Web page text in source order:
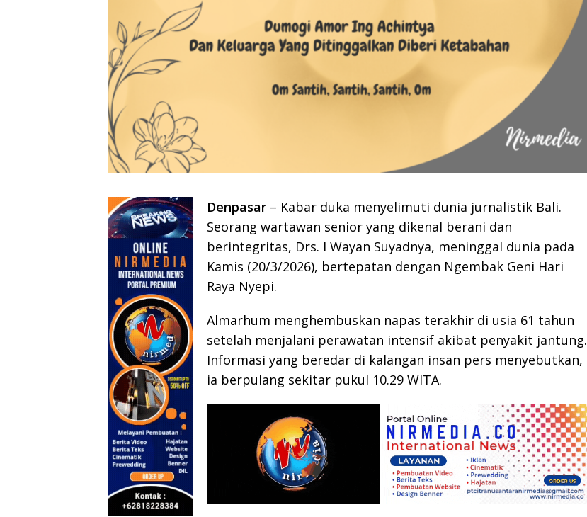
Denpasar – Kabar duka menyelimuti dunia jurnalistik Bali.
Seorang wartawan senior yang dikenal berani dan
berintegritas, Drs. I Wayan Suyadnya, meninggal dunia pada
Kamis (20/3/2026), bertepatan dengan Ngembak Geni Hari
Raya Nyepi.
Almarhum menghembuskan napas terakhir di usia 61 tahun
setelah menjalani perawatan intensif akibat penyakit jantung.
Informasi yang beredar di kalangan insan pers menyebutkan,
ia berpulang sekitar pukul 10.29 WITA.